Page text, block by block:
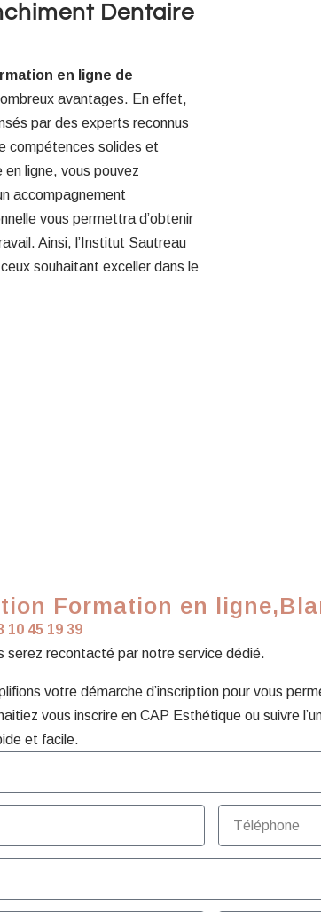
Dentaire
en ligne de
avantages. En effet,
par des experts reconnus
compétences solides et
en ligne, vous pouvez
accompagnement
vous permettra d’obtenir
Ainsi, l’Institut Sautreau
souhaitant exceller dans le
Formation en
10 45 19 39
serez recontacté par notre service dédié.
votre démarche d’inscription pour vous
vous inscrire en CAP Esthétique ou suivre
et facile.